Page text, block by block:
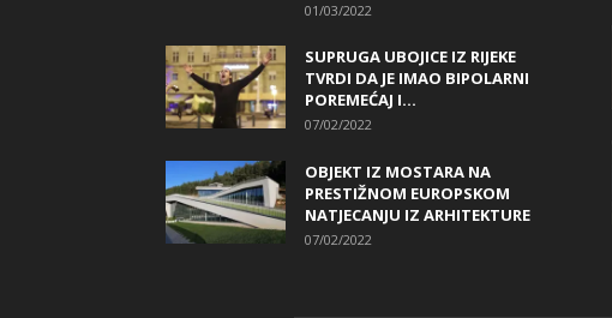
01/03/2022
SUPRUGA UBOJICE IZ RIJEKE
TVRDI DA JE IMAO BIPOLARNI
POREMEĆAJ I...
07/02/2022
OBJEKT IZ MOSTARA NA
PRESTIŽNOM EUROPSKOM
NATJECANJU IZ ARHITEKTURE
07/02/2022